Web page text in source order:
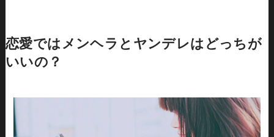
恋愛ではメンヘラとヤンデレはどっちが
いいの？